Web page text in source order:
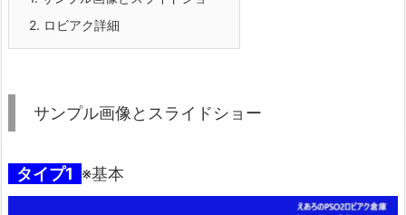
2. ロビアク詳細
サンプル画像とスライドショー
タイプ1 ※基本